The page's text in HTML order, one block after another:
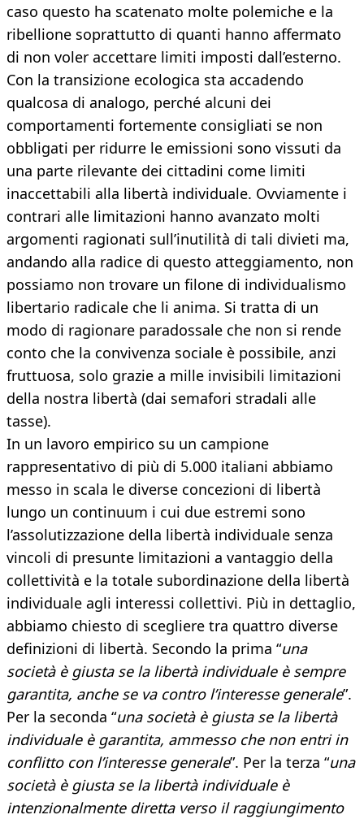
caso questo ha scatenato molte polemiche e la
ribellione soprattutto di quanti hanno affermato
di non voler accettare limiti imposti dall’esterno.
Con la transizione ecologica sta accadendo
qualcosa di analogo, perché alcuni dei
comportamenti fortemente consigliati se non
obbligati per ridurre le emissioni sono vissuti da
una parte rilevante dei cittadini come limiti
inaccettabili alla libertà individuale. Ovviamente i
contrari alle limitazioni hanno avanzato molti
argomenti ragionati sull’inutilità di tali divieti ma,
andando alla radice di questo atteggiamento, non
possiamo non trovare un filone di individualismo
libertario radicale che li anima. Si tratta di un
modo di ragionare paradossale che non si rende
conto che la convivenza sociale è possibile, anzi
fruttuosa, solo grazie a mille invisibili limitazioni
della nostra libertà (dai semafori stradali alle
tasse).
In un lavoro empirico su un campione
rappresentativo di più di 5.000 italiani abbiamo
messo in scala le diverse concezioni di libertà
lungo un continuum i cui due estremi sono
l’assolutizzazione della libertà individuale senza
vincoli di presunte limitazioni a vantaggio della
collettività e la totale subordinazione della libertà
individuale agli interessi collettivi. Più in dettaglio,
abbiamo chiesto di scegliere tra quattro diverse
definizioni di libertà. Secondo la prima “una
società è giusta se la libertà individuale è sempre
garantita, anche se va contro l’interesse generale”.
Per la seconda “una società è giusta se la libertà
individuale è garantita, ammesso che non entri in
conflitto con l’interesse generale”. Per la terza “una
società è giusta se la libertà individuale è
intenzionalmente diretta verso il raggiungimento